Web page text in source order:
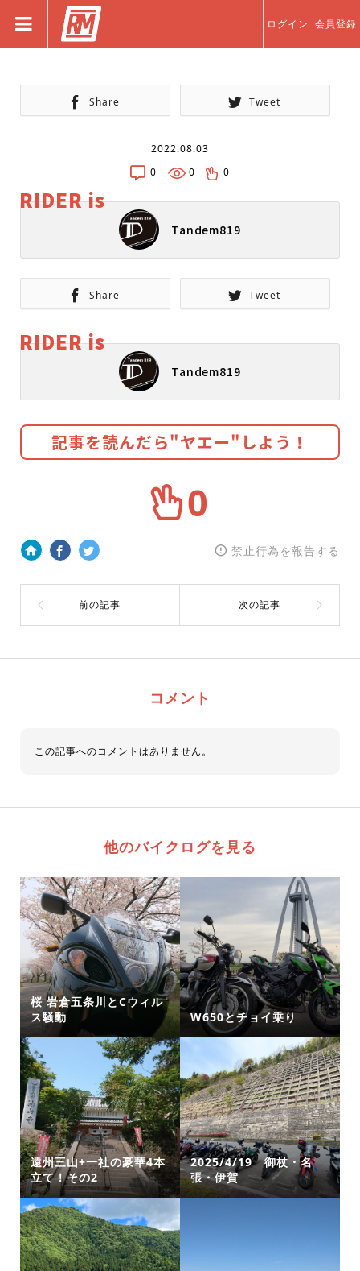
ログイン 会員登録
Share Tweet
2022.08.03
0
0 0
RIDER is
Tandem819
Share Tweet
RIDER is
Tandem819
記事を読んだら"ヤエー"しよう！
0
禁止行為を報告する
コメント
この記事へのコメントはありません。
他のバイクログを見る
桜 岩倉五条川とCウィル
ス騒動
W650とチョイ乗り
遠州三山+一社の豪華4本
立て！その2
2025/4/19 御杖・名
張・伊賀